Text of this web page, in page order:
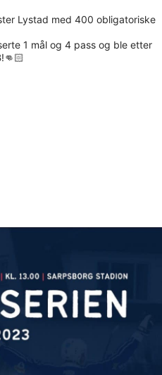
Lystad med 400 obligatoriske
1 mål og 4 pass og ble etter